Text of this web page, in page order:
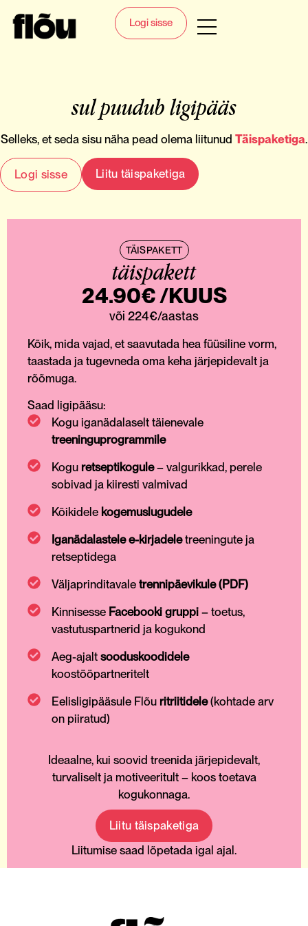
Logi sisse
sul puudub ligipääs
Selleks, et seda sisu näha pead olema liitunud Täispaketiga.
Logi sisse Liitu täispaketiga
TÄISPAKETT
täispakett
24.90€ /KUUS
või 224€/aastas
Kõik, mida vajad, et saavutada hea füüsiline vorm,
taastada ja tugevneda oma keha järjepidevalt ja
rõõmuga.
Saad ligipääsu:
Kogu iganädalaselt täienevale
treeninguprogrammile
Koguretseptikogule– valgurikkad, perele
sobivad ja kiiresti valmivad
Kõikidele kogemuslugudele
Iganädalastele e-kirjadeletreeningute ja
retseptidega
Väljaprinditavale trennipäevikule (PDF)
KinnisesseFacebooki gruppi – toetus,
vastutuspartnerid ja kogukond
Aeg-ajalt sooduskoodidele
koostööpartneritelt
Eelisligipääsule Flõu ritriitidele(kohtade arv
on piiratud)
Ideaalne, kui soovid treenida järjepidevalt,
turvaliselt ja motiveeritult – koos toetava
kogukonnaga.
Liitu täispaketiga
Liitumise saad lõpetada igal ajal.